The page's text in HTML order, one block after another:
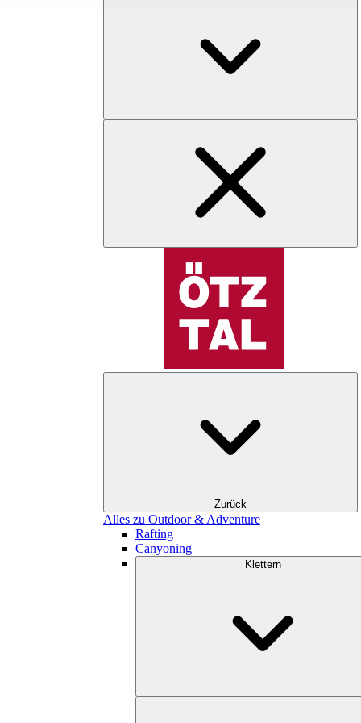
Zurück
Alles zu Outdoor & Adventure
Rafting
Canyoning
Klettern